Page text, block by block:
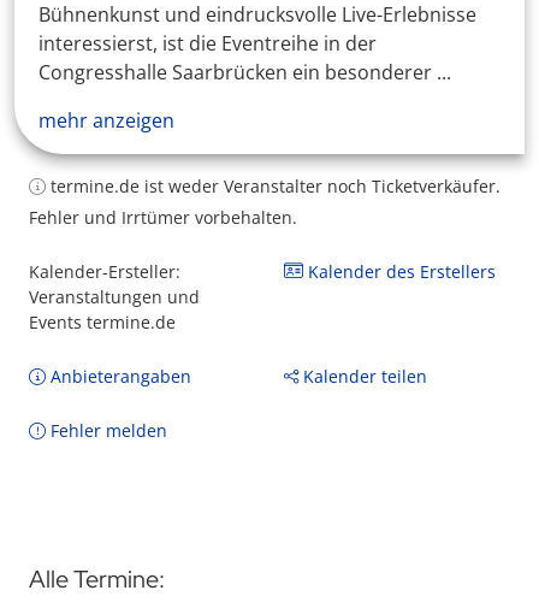
Bühnenkunst und eindrucksvolle Live-Erlebnisse
interessierst, ist die Eventreihe in der
Congresshalle Saarbrücken ein besonderer ...
mehr anzeigen
termine.de ist weder Veranstalter noch Ticketverkäufer.
Fehler und Irrtümer vorbehalten.
Kalender-Ersteller:
Veranstaltungen und
Events termine.de
Kalender des Erstellers
Anbieterangaben Kalender teilen
Fehler melden
Alle Termine: